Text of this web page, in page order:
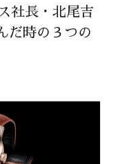
社長・北尾吉
だ時の３つの